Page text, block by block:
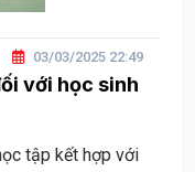
03/03/2025 22:49
với học sinh
tập kết hợp với